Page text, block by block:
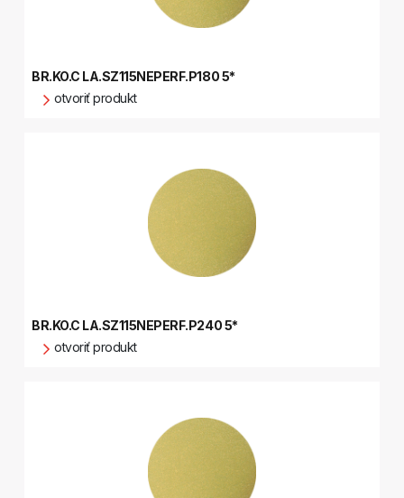
BR.KO.C LA.SZ115NEPERF.P180 5*
otvoriť produkt
BR.KO.C LA.SZ115NEPERF.P240 5*
otvoriť produkt